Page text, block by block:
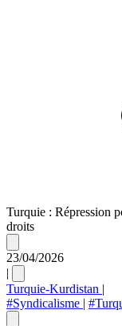
Turquie : Répression
droits
23/04/2026
|
Turquie-Kurdistan |
#Syndicalisme |